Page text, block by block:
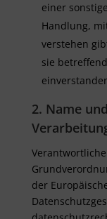
einer
Handlung,
verstehen
sie
2. Name
der